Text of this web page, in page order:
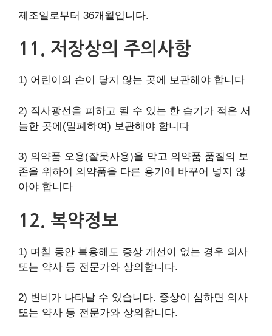
제조일로부터 36개월입니다.
11. 저장상의 주의사항
1) 어린이의 손이 닿지 않는 곳에 보관해야 합니다
2) 직사광선을 피하고 될 수 있는 한 습기가 적은 서
늘한 곳에(밀폐하여) 보관해야 합니다
3) 의약품 오용(잘못사용)을 막고 의약품 품질의 보
존을 위하여 의약품을 다른 용기에 바꾸어 넣지 않
아야 합니다
12. 복약정보
1) 며칠 동안 복용해도 증상 개선이 없는 경우 의사
또는 약사 등 전문가와 상의합니다.
2) 변비가 나타날 수 있습니다. 증상이 심하면 의사
또는 약사 등 전문가와 상의합니다.